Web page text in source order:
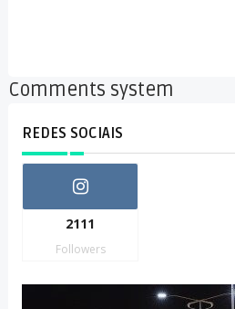
Comments system
REDES SOCIAIS
2111
Followers